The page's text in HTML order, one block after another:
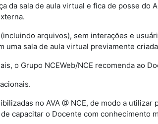
da sala de aula virtual e fica de posse do
arquivos), sem interações e
uma sala de aula virtual previamente
o Grupo NCEWeb/NCE recomenda ao
no AVA @ NCE, de modo a
capacitar o Docente com conhecimento